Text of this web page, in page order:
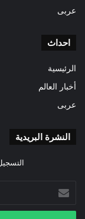
عربى
احداث
الرئيسية
أخبار العالم
عربى
النشرة البريدية
بريدك
الإلكتروني